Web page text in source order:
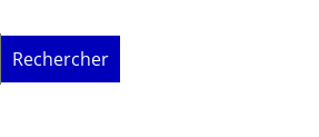
Rechercher